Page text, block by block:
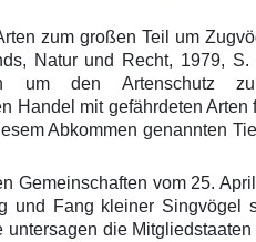
zum großen Teil um
Natur und Recht, 1979,
um den Artenschutz
Handel mit gefährdeten Arten
Abkommen genannten
Gemeinschaften vom 25.
und Fang kleiner Singvögel
die